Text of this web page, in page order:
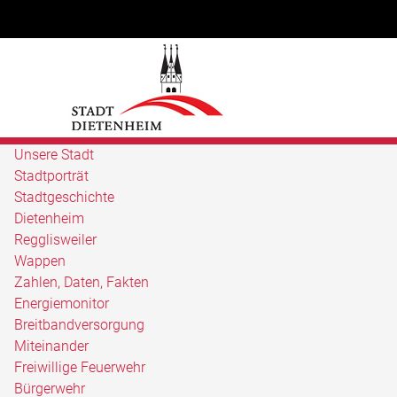
Unsere Stadt
Stadtporträt
Stadtgeschichte
Dietenheim
Regglisweiler
Wappen
Zahlen, Daten, Fakten
Energiemonitor
Breitbandversorgung
Miteinander
Freiwillige Feuerwehr
Bürgerwehr